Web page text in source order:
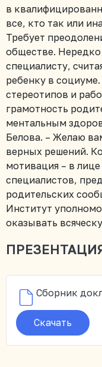
в
все, кто так или
Требует
обществе. Нередко
специалисту,
ребенку в
стереотипов и
грамотность
ментальным
Белова. – Желаю
верных решений.
мотивация – в
специалистов,
родительских
Институт
оказывать
Сборник
Скачать